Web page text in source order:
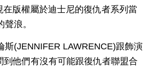
版權屬於迪士尼的復仇者系列當
浪。
斯(JENNIFER LAWRENCE)跟飾演
他們有沒有可能跟復仇者聯盟合